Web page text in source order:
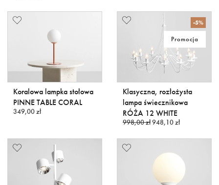
Koralowa lampka stołowa
PINNE TABLE CORAL
349,00 zł
-5%
Promocja
Klasyczna, rozłożysta
lampa świecznikowa
RÓŻA 12 WHITE
998,00 zł948,10 zł